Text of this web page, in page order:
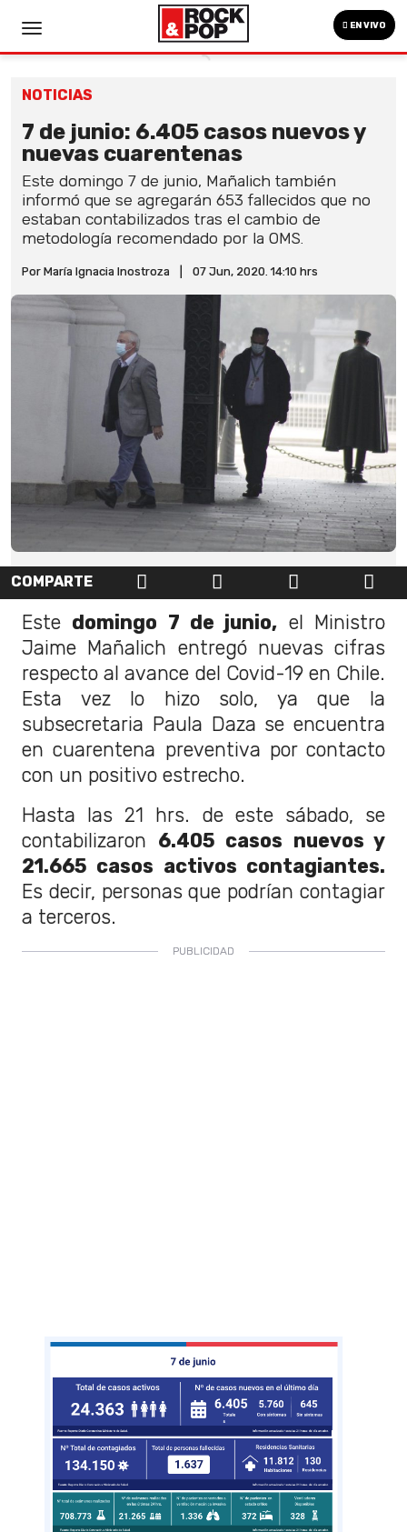
EN VIVO
NOTICIAS
7 de junio: 6.405 casos nuevos y
nuevas cuarentenas
Este domingo 7 de junio, Mañalich también
informó que se agregarán 653 fallecidos que no
estaban contabilizados tras el cambio de
metodología recomendado por la OMS.
Por María Ignacia Inostroza 07 Jun, 2020. 14:10 hrs
COMPARTE
Este domingo 7 de junio, el Ministro
Jaime Mañalich entregó nuevas cifras
respecto al avance del Covid-19 en Chile.
Esta vez lo hizo solo, ya que la
subsecretaria Paula Daza se encuentra
en cuarentena preventiva por contacto
con un positivo estrecho.
Hasta las 21 hrs. de este sábado, se
contabilizaron 6.405 casos nuevos y
21.665 casos activos contagiantes.
Es decir, personas que podrían contagiar
a terceros.